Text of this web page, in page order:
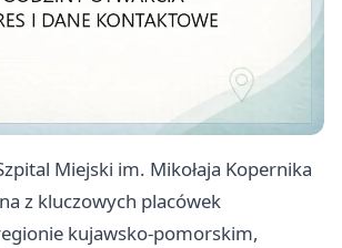
Miejski im. Mikołaja Kopernika
z kluczowych placówek
kujawsko-pomorskim,